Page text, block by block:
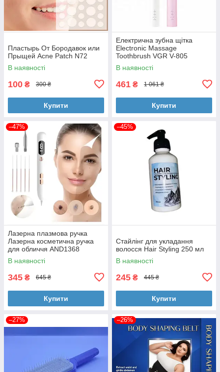
Пластырь От Бородавок или
Прыщей Acne Patch N72
В наявності
100 ₴ 300 ₴
Купити
Електрична зубна щітка
Electronic Massage
Toothbrush VGR V-805
В наявності
461 ₴ 1 061 ₴
Купити
–47%
Лазерна плазмова ручка
Лазерна косметична ручка
для обличчя AND1368
В наявності
345 ₴ 645 ₴
Купити
–45%
Стайлінг для укладання
волосся Hair Styling 250 мл
В наявності
245 ₴ 445 ₴
Купити
–27% –26%